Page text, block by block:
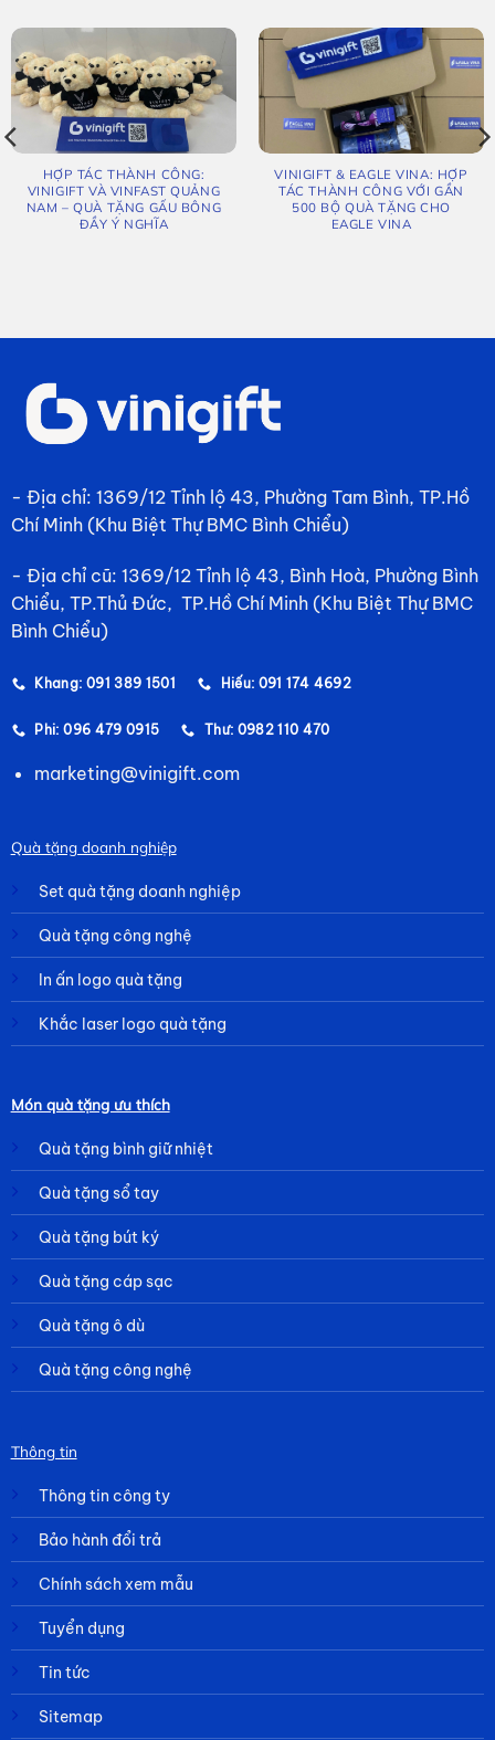
HỢP TÁC THÀNH CÔNG:
VINIGIFT VÀ VINFAST QUẢNG
NAM – QUÀ TẶNG GẤU BÔNG
ĐẦY Ý NGHĨA
VINIGIFT & EAGLE VINA: HỢP
TÁC THÀNH CÔNG VỚI GẦN
500 BỘ QUÀ TẶNG CHO
EAGLE VINA
- Địa chỉ: 1369/12 Tỉnh lộ 43, Phường Tam Bình, TP.Hồ
Chí Minh (Khu Biệt Thự BMC Bình Chiểu)
- Địa chỉ cũ: 1369/12 Tỉnh lộ 43, Bình Hoà, Phường Bình
Chiểu, TP.Thủ Đức, TP.Hồ Chí Minh (Khu Biệt Thự BMC
Bình Chiểu)
Khang: 091 389 1501 Hiếu: 091 174 4692
Phi: 096 479 0915 Thư: 0982 110 470
marketing@vinigift.com
Quà tặng doanh nghiệp
Set quà tặng doanh nghiệp
Quà tặng công nghệ
In ấn logo quà tặng
Khắc laser logo quà tặng
Món quà tặng ưu thích
Quà tặng bình giữ nhiệt
Quà tặng sổ tay
Quà tặng bút ký
Quà tặng cáp sạc
Quà tặng ô dù
Quà tặng công nghệ
Thông tin
Thông tin công ty
Bảo hành đổi trả
Chính sách xem mẫu
Tuyển dụng
Tin tức
Sitemap